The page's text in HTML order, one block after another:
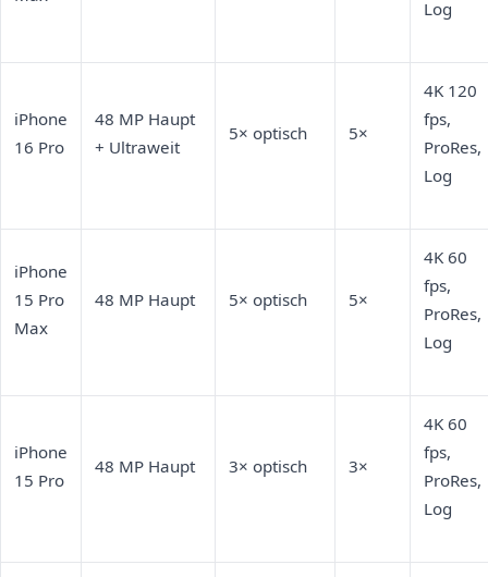
Log
iPhone
16 Pro
48 MP Haupt
+ Ultraweit
5× optisch 5×
4K 120
fps,
ProRes,
Log
iPhone
15 Pro
Max
48 MP Haupt 5× optisch 5×
4K 60
fps,
ProRes,
Log
iPhone
15 Pro
48 MP Haupt 3× optisch 3×
4K 60
fps,
ProRes,
Log